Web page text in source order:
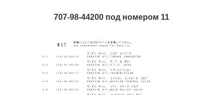
707-98-44200 под номером 11